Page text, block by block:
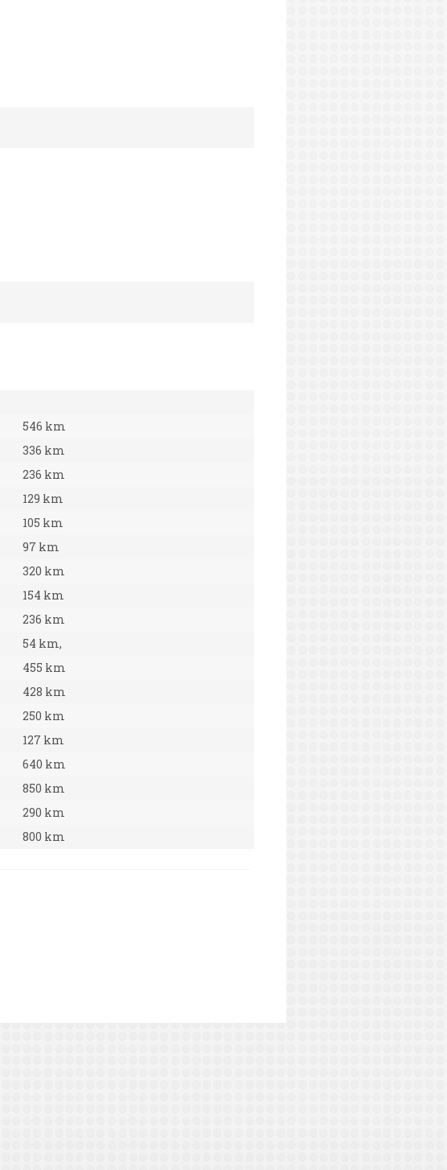
546 km
336 km
236 km
129 km
105 km
97 km
320 km
154 km
236 km
54 km,
455 km
428 km
250 km
127 km
640 km
850 km
290 km
800 km